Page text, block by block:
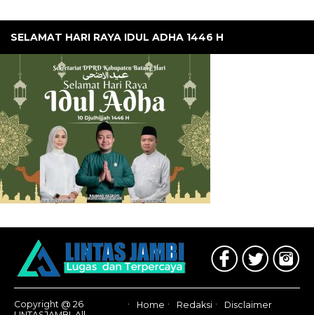
SELAMAT HARI RAYA IDUL ADHA 1446 H
Copyright @ 26
Home Redaksi
Disclaimer